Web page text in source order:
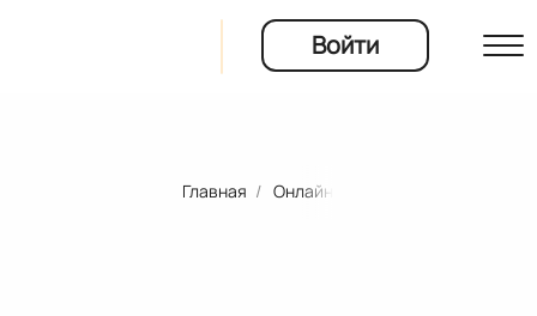
Войти
Главная Онлайн школы и университеты